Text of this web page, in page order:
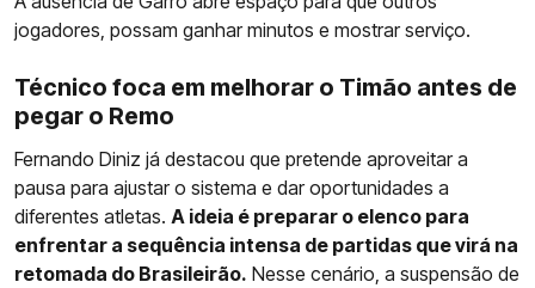
jogadores, possam ganhar minutos e mostrar serviço.
Técnico foca em melhorar o Timão antes de
pegar o Remo
Fernando Diniz já destacou que pretende aproveitar a
pausa para ajustar o sistema e dar oportunidades a
diferentes atletas. A ideia é preparar o elenco para
enfrentar a sequência intensa de partidas que virá na
retomada do Brasileirão. Nesse cenário, a suspensão de